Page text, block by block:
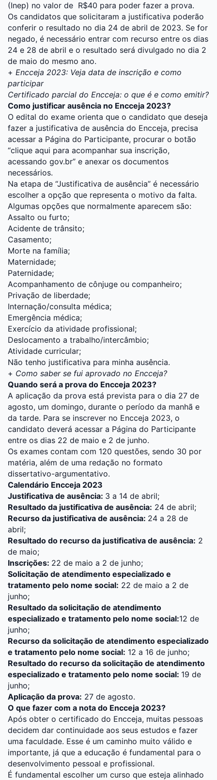
(Inep) no valor de R$40 para poder fazer a prova.
Os candidatos que solicitaram a justificativa poderão
conferir o resultado no dia 24 de abril de 2023. Se for
negado, é necessário entrar com recurso entre os dias
24 e 28 de abril e o resultado será divulgado no dia 2
de maio do mesmo ano.
+ Encceja 2023: Veja data de inscrição e como
participar
Certificado parcial do Encceja: o que é e como emitir?
Como justificar ausência no Encceja 2023?
O edital do exame orienta que o candidato que deseja
fazer a justificativa de ausência do Encceja, precisa
acessar a Página do Participante, procurar o botão
“clique aqui para acompanhar sua inscrição,
acessando gov.br” e anexar os documentos
necessários.
Na etapa de “Justificativa de ausência” é necessário
escolher a opção que representa o motivo da falta.
Algumas opções que normalmente aparecem são:
Assalto ou furto;
Acidente de trânsito;
Casamento;
Morte na família;
Maternidade;
Paternidade;
Acompanhamento de cônjuge ou companheiro;
Privação de liberdade;
Internação/consulta médica;
Emergência médica;
Exercício da atividade profissional;
Deslocamento a trabalho/intercâmbio;
Atividade curricular;
Não tenho justificativa para minha ausência.
+ Como saber se fui aprovado no Encceja?
Quando será a prova do Encceja 2023?
A aplicação da prova está prevista para o dia 27 de
agosto, um domingo, durante o período da manhã e
da tarde. Para se inscrever no Encceja 2023, o
candidato deverá acessar a Página do Participante
entre os dias 22 de maio e 2 de junho.
Os exames contam com 120 questões, sendo 30 por
matéria, além de uma redação no formato
dissertativo-argumentativo.
Calendário Encceja 2023
Justificativa de ausência: 3 a 14 de abril;
Resultado da justificativa de ausência: 24 de abril;
Recurso da justificativa de ausência: 24 a 28 de
abril;
Resultado do recurso da justificativa de ausência: 2
de maio;
Inscrições: 22 de maio a 2 de junho;
Solicitação de atendimento especializado e
tratamento pelo nome social: 22 de maio a 2 de
junho;
Resultado da solicitação de atendimento
especializado e tratamento pelo nome social:12 de
junho;
Recurso da solicitação de atendimento especializado
e tratamento pelo nome social: 12 a 16 de junho;
Resultado do recurso da solicitação de atendimento
especializado e tratamento pelo nome social: 19 de
junho;
Aplicação da prova: 27 de agosto.
O que fazer com a nota do Encceja 2023?
Após obter o certificado do Encceja, muitas pessoas
decidem dar continuidade aos seus estudos e fazer
uma faculdade. Esse é um caminho muito válido e
importante, já que a educação é fundamental para o
desenvolvimento pessoal e profissional.
É fundamental escolher um curso que esteja alinhado